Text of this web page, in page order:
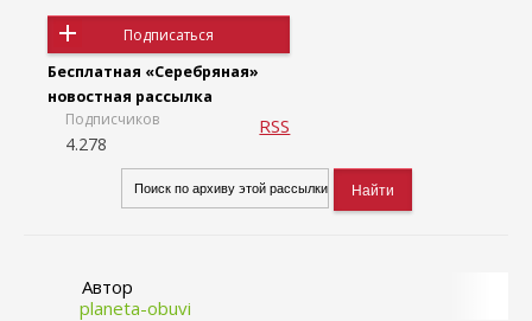
Подписаться
Бесплатная «Серебряная»
новостная рассылка
Подписчиков
4.278
RSS
Автор
planeta-obuvi